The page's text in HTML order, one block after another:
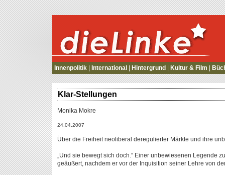
die Linke
Innenpolitik International Hintergrund Kultur & Film
Klar-Stellungen
Monika Mokre
24.04.2007
Über die Freiheit neoliberal deregulierter Märkte und ihre
„Und sie bewegt sich doch.“ Einer unbewiesenen Legende
geäußert, nachdem er vor der Inquisition seiner Lehre von